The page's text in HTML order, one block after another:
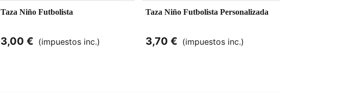
Taza Niño Futbolista
3,00 € (impuestos inc.)
Taza Niño Futbolista Personalizada
3,70 € (impuestos inc.)